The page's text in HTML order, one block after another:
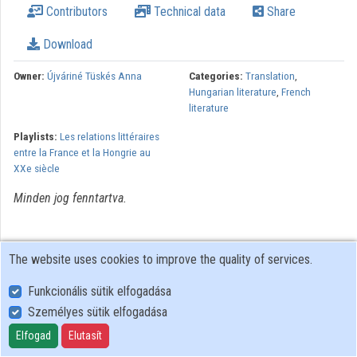
Contributors
Contributors Technical data Share
Download
Owner: Újváriné Tüskés Anna Categories: Translation,
Hungarian literature, French
literature
Playlists: Les relations littéraires
entre la France et la Hongrie au
XXe siècle
Minden jog fenntartva.
User Policy
Adatkezelési tájékoztató (en)
Cookie Policy
The website uses cookies to improve the quality of services.
Funkcionális sütik elfogadása
Személyes sütik elfogadása
Elfogad Elutasít